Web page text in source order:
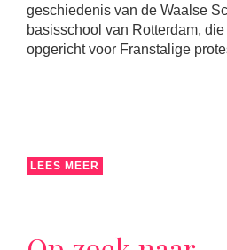
geschiedenis van de Waalse
basisschool van Rotterdam,
opgericht voor Franstalige
LEES MEER